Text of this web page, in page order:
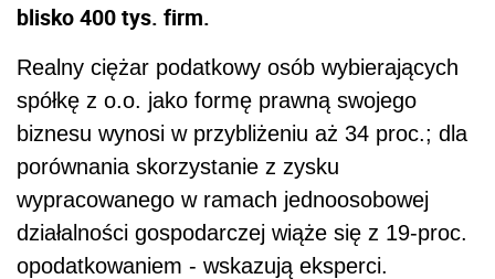
blisko 400 tys. firm.
Realny ciężar podatkowy osób wybierających
spółkę z o.o. jako formę prawną swojego
biznesu wynosi w przybliżeniu aż 34 proc.; dla
porównania skorzystanie z zysku
wypracowanego w ramach jednoosobowej
działalności gospodarczej wiąże się z 19-proc.
opodatkowaniem - wskazują eksperci.